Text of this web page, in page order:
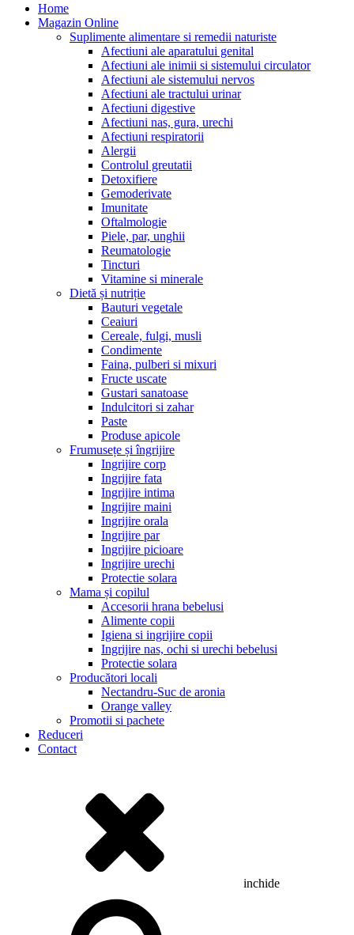
Home
Magazin Online
Suplimente alimentare si remedii naturiste
Afectiuni ale aparatului genital
Afectiuni ale inimii si sistemului circulator
Afectiuni ale sistemului nervos
Afectiuni ale tractului urinar
Afectiuni digestive
Afectiuni nas, gura, urechi
Afectiuni respiratorii
Alergii
Controlul greutatii
Detoxifiere
Gemoderivate
Imunitate
Oftalmologie
Piele, par, unghii
Reumatologie
Tincturi
Vitamine si minerale
Dietă și nutriție
Bauturi vegetale
Ceaiuri
Cereale, fulgi, musli
Condimente
Faina, pulberi si mixuri
Fructe uscate
Gustari sanatoase
Indulcitori si zahar
Paste
Produse apicole
Frumusețe și îngrijire
Ingrijire corp
Ingrijire fata
Ingrijire intima
Ingrijire maini
Ingrijire orala
Ingrijire par
Ingrijire picioare
Ingrijire urechi
Protectie solara
Mama și copilul
Accesorii hrana bebelusi
Alimente copii
Igiena si ingrijire copii
Ingrijire nas, ochi si urechi bebelusi
Protectie solara
Producători locali
Nectandru-Suc de aronia
Orange valley
Promotii si pachete
Reduceri
Contact
inchide